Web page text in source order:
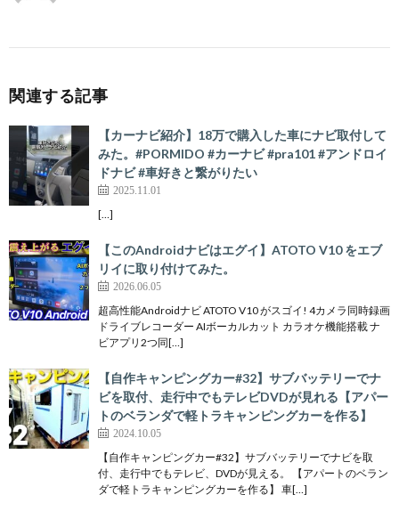
関連する記事
【カーナビ紹介】18万で購入した車にナビ取付して
みた。#PORMIDO #カーナビ #pra101 #アンドロイ
ドナビ #車好きと繋がりたい
2025.11.01
[…]
【このAndroidナビはエグイ】ATOTO V10 をエブ
リイに取り付けてみた。
2026.06.05
超高性能Androidナビ ATOTO V10 がスゴイ! 4カメラ同時録画
ドライブレコーダー AIボーカルカット カラオケ機能搭載 ナ
ビアプリ2つ同[…]
【自作キャンピングカー#32】サブバッテリーでナ
ビを取付、走行中でもテレビDVDが見れる【アパー
トのベランダで軽トラキャンピングカーを作る】
2024.10.05
【自作キャンピングカー#32】サブバッテリーでナビを取
付、走行中でもテレビ、DVDが見える。 【アパートのベラン
ダで軽トラキャンピングカーを作る】 車[…]